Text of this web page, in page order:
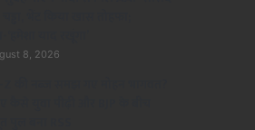
8, 2026